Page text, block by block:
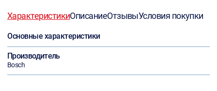
ХарактеристикиОписаниеОтзывыУсловия покупки
Основные характеристики
Производитель
Bosch